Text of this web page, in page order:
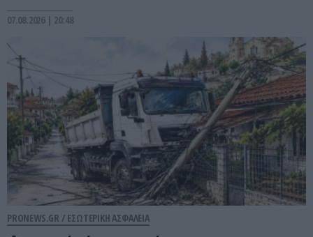
07.08.2026 | 20:48
PRONEWS.GR / ΕΣΩΤΕΡΙΚΗ ΑΣΦΑΛΕΙΑ